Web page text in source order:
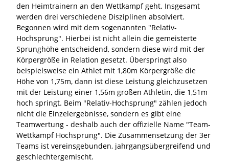
den Heimtrainern an den Wettkampf geht. Insgesamt
werden drei verschiedene Disziplinen absolviert.
Begonnen wird mit dem sogenannten "Relativ-
Hochsprung". Hierbei ist nicht allein die gemeisterte
Sprunghöhe entscheidend, sondern diese wird mit der
Körpergröße in Relation gesetzt. Überspringt also
beispielsweise ein Athlet mit 1,80m Körpergröße die
Höhe von 1,75m, dann ist diese Leistung gleichzusetzen
mit der Leistung einer 1,56m großen Athletin, die 1,51m
hoch springt. Beim "Relativ-Hochsprung" zählen jedoch
nicht die Einzelergebnisse, sondern es gibt eine
Teamwertung - deshalb auch der offizielle Name "Team-
Wettkampf Hochsprung". Die Zusammensetzung der 3er
Teams ist vereinsgebunden, jahrgangsübergreifend und
geschlechtergemischt.